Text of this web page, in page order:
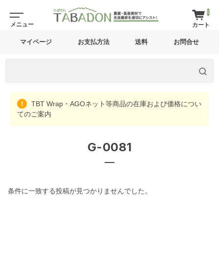
0
マイページ お支払方法 送料 お問合せ
TBT Wrap・AGOネット等商品の在庫および価格につい
てのご案内
G-0081
条件に一致する投稿が見つかりませんでした。